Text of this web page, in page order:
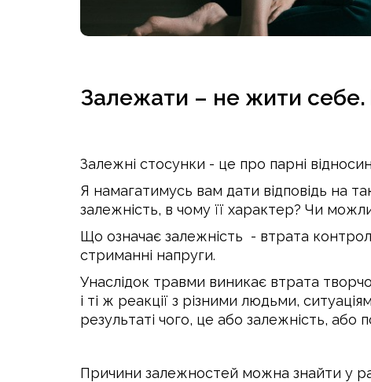
Залежати – не жити себе.
Залежні стосунки - це про парні
Я намагатимусь вам дати відповідь на
залежність, в чому її характер? Чи
Що означає залежність - втрата
стриманні напруги.
Унаслідок травми виникає втрата
і ті ж реакції з різними людьми,
результаті чого, це або залежність,
Причини залежностей можна знайти у